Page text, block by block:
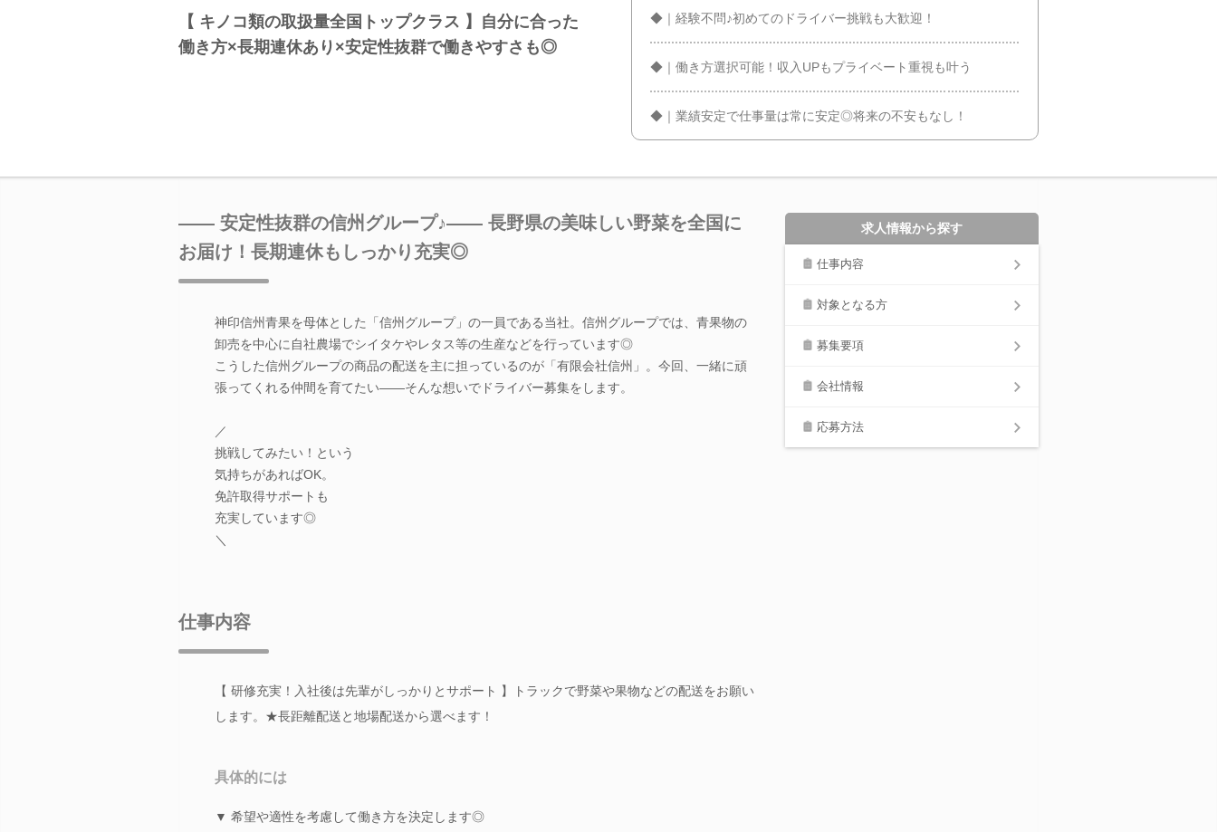
【 キノコ類の取扱量全国トップクラス 】自分に合った
働き方×長期連休あり×安定性抜群で働きやすさも◎
◆｜経験不問♪初めてのドライバー挑戦も大歓迎！
◆｜働き方選択可能！収入UPもプライベート重視も叶う
◆｜業績安定で仕事量は常に安定◎将来の不安もなし！
―― 安定性抜群の信州グループ♪―― 長野県の美味しい野菜を全国に
お届け！長期連休もしっかり充実◎
神印信州青果を母体とした「信州グループ」の一員である当社。信州グループでは、青果物の
卸売を中心に自社農場でシイタケやレタス等の生産などを行っています◎
こうした信州グループの商品の配送を主に担っているのが「有限会社信州」。今回、一緒に頑
張ってくれる仲間を育てたい――そんな想いでドライバー募集をします。
／
挑戦してみたい！という
気持ちがあればOK。
免許取得サポートも
充実しています◎
＼
仕事内容
【 研修充実！入社後は先輩がしっかりとサポート 】トラックで野菜や果物などの配送をお願い
します。★長距離配送と地場配送から選べます！
具体的には
▼ 希望や適性を考慮して働き方を決定します◎
求人情報から探す
仕事内容
対象となる方
募集要項
会社情報
応募方法